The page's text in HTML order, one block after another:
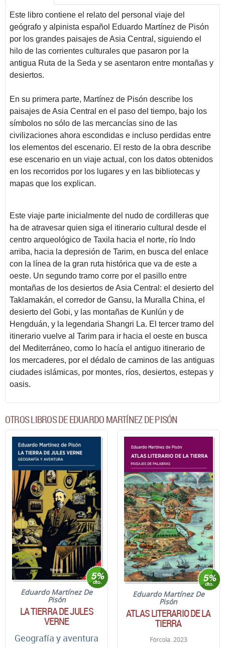
Este libro contiene el relato del personal viaje del
geógrafo y alpinista español Eduardo Martínez de Pisón
por los grandes paisajes de Asia Central, siguiendo el
hilo de las corrientes culturales que pasaron por la
antigua Ruta de la Seda y se asentaron entre montañas y
desiertos.
En su primera parte, Martínez de Pisón describe los
paisajes de Asia Central en el paso del tiempo, bajo los
símbolos no sólo de las mercancías sino de las
civilizaciones ahora escondidas e incluso perdidas entre
los elementos del escenario. El resto de la obra describe
ese escenario en un viaje actual, con los datos obtenidos
en los recorridos por los lugares y en las bibliotecas y
mapas que los explican.
Este viaje parte inicialmente del nudo de cordilleras que
ha de atravesar quien siga el itinerario cultural desde el
centro arqueológico de Taxila hacia el norte, río Indo
arriba, hacia la depresión de Tarim, en busca del enlace
con la línea de la gran ruta histórica que va de este a
oeste. Un segundo tramo corre por el pasillo entre
montañas de los desiertos de Asia Central: el desierto del
Taklamakán, el corredor de Gansu, la Muralla China, el
desierto del Gobi, y las montañas de Kunlún y de
Hengduán, y la legendaria Shangri La. El tercer tramo del
itinerario vuelve al Tarim para ir hacia el oeste en busca
del Mediterráneo, como lo hacía el antiguo itinerario de
los mercaderes, por el dédalo de caminos de las antiguas
ciudades islámicas, por montes, ríos, desiertos, estepas y
oasis.
OTROS LIBROS DE EDUARDO MARTÍNEZ DE PISÓN
Eduardo Martínez De
Pisón
LA TIERRA DE JULES
VERNE
Geografía y aventura
Eduardo Martínez De
Pisón
ATLAS LITERARIO DE LA
TIERRA
Fórcola. 2023